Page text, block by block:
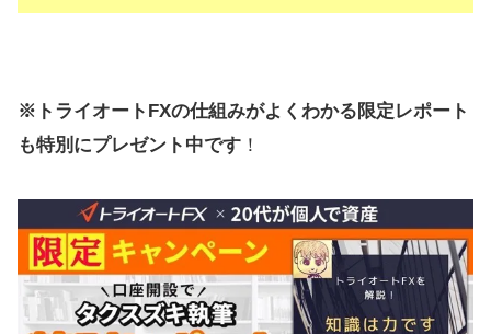
※トライオートFXの仕組みがよくわかる限定レポート
も特別にプレゼント中です ！